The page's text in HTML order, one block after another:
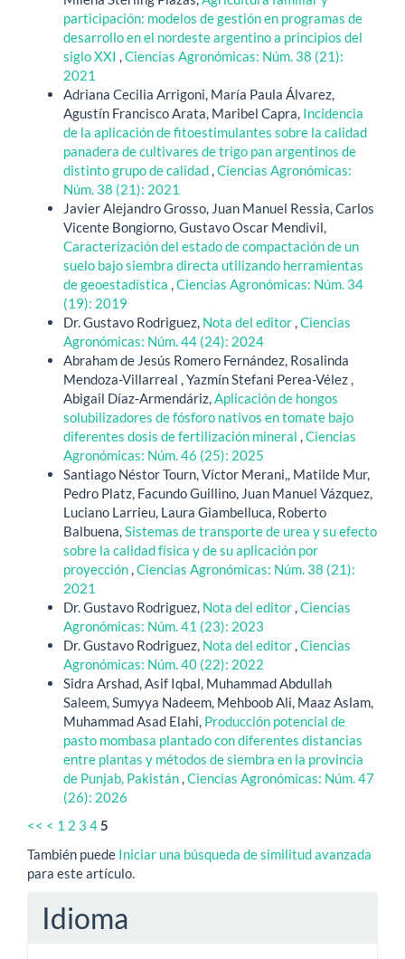
participación: modelos de gestión en programas de
desarrollo en el nordeste argentino a principios del
siglo XXI
Ciencias Agronómicas: Núm. 38 (21):
2021
Adriana Cecilia Arrigoni, María Paula Álvarez,
Agustín Francisco Arata, Maribel Capra, Incidencia
de la aplicación de fitoestimulantes sobre la calidad
panadera de cultivares de trigo pan argentinos de
distinto grupo de calidad Ciencias Agronómicas:
Núm. 38 (21): 2021
Javier Alejandro Grosso, Juan Manuel Ressia, Carlos
Vicente Bongiorno, Gustavo Oscar Mendivil,
Caracterización del estado de compactación de un
suelo bajo siembra directa utilizando herramientas
de geoestadística Ciencias Agronómicas: Núm. 34
(19): 2019
Dr. Gustavo Rodriguez, Nota del editor Ciencias
Agronómicas: Núm. 44 (24): 2024
Abraham de Jesús Romero Fernández, Rosalinda
Mendoza-Villarreal , Yazmín Stefani Perea-Vélez ,
Abigail Díaz-Armendáriz, Aplicación de hongos
solubilizadores de fósforo nativos en tomate bajo
diferentes dosis de fertilización mineral Ciencias
Agronómicas: Núm. 46 (25): 2025
Santiago Néstor Tourn, Víctor Merani,, Matilde Mur,
Pedro Platz, Facundo Guillino, Juan Manuel Vázquez,
Luciano Larrieu, Laura Giambelluca, Roberto
Balbuena, Sistemas de transporte de urea y su efecto
sobre la calidad física y de su aplicación por
proyección Ciencias Agronómicas: Núm. 38 (21):
2021
Dr. Gustavo Rodriguez, Nota del editor Ciencias
Agronómicas: Núm. 41 (23): 2023
Dr. Gustavo Rodriguez, Nota del editor Ciencias
Agronómicas: Núm. 40 (22): 2022
Sidra Arshad, Asif Iqbal, Muhammad Abdullah
Saleem, Sumyya Nadeem, Mehboob Ali, Maaz Aslam,
Muhammad Asad Elahi, Producción potencial de
pasto mombasa plantado con diferentes distancias
entre plantas y métodos de siembra en la provincia
de Punjab, Pakistán Ciencias Agronómicas: Núm. 47
(26): 2026
<< < 1 2 3 45
También puede Iniciar una búsqueda de similitud avanzada
para este artículo.
Idioma